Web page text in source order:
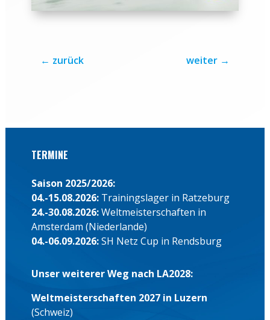
← zurück weiter →
TERMINE
Saison 2025/2026:
04.-15.08.2026: Trainingslager in Ratzeburg
24.-30.08.2026:Weltmeisterschaften in
Amsterdam (Niederlande)
04.-06.09.2026:SH Netz Cup in Rendsburg
Unser weiterer Weg nach LA2028:
Weltmeisterschaften 2027 in Luzern
(Schweiz)